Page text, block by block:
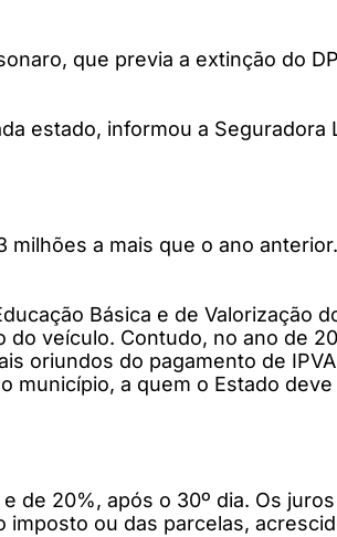
que previa a extinção do
estado, informou a Seguradora
a mais que o ano
Básica e de Valorização
veículo. Contudo, no ano de
oriundos do pagamento de
município, a quem o Estado
de 20%, após o 30º dia. Os
ou das parcelas,